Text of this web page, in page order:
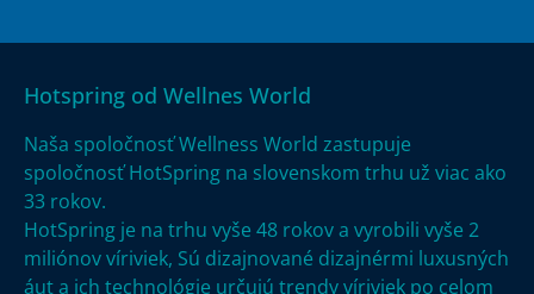
Legendárna masáž
ČÍTAŤ VIAC »
Hotspring od Wellnes World
Naša spoločnosť Wellness World zastupuje
spoločnosť HotSpring na slovenskom trhu už viac ako
33 rokov.
HotSpring je na trhu vyše 48 rokov a vyrobili vyše 2
miliónov víriviek, Sú dizajnované dizajnérmi luxusných
áut a ich technológie určujú trendy víriviek po celom